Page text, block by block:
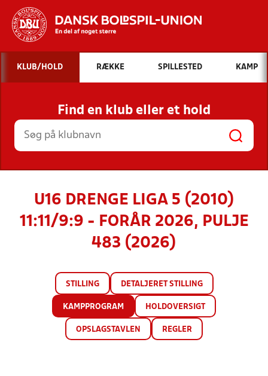
Hvad vil du søge efter?
INDHOLD OG NYHEDER
STILLINGER, RESULTATER, KLUBBER OG
HOLD
KLUB/HOLD RÆKKE SPILLESTED KAMP
Find en klub eller et hold
U16 DRENGE LIGA 5 (2010)
11:11/9:9 - FORÅR 2026, PULJE
483 (2026)
STILLING DETALJERET STILLING
KAMPPROGRAM HOLDOVERSIGT
OPSLAGSTAVLEN REGLER